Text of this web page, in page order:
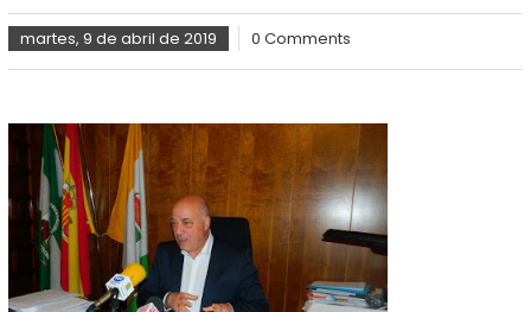
martes, 9 de abril de 2019 0 Comments